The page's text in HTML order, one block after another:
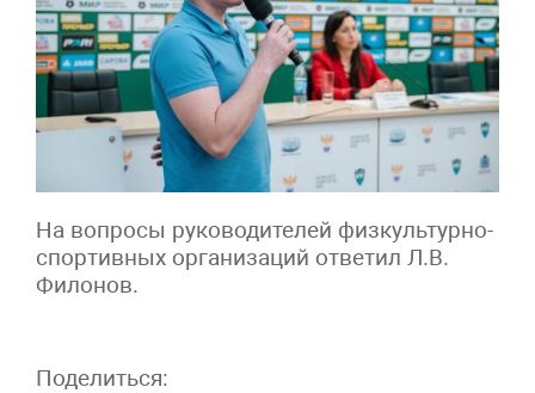
На вопросы руководителей физкультурно-
спортивных организаций ответил Л.В.
Филонов.
Поделиться: